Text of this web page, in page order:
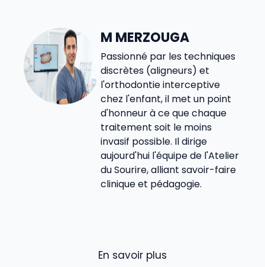
M MERZOUGA
Passionné par les techniques
discrètes (aligneurs) et
l'orthodontie interceptive
chez l'enfant, il met un point
d'honneur à ce que chaque
traitement soit le moins
invasif possible. Il dirige
aujourd'hui l'équipe de l'Atelier
du Sourire, alliant savoir-faire
clinique et pédagogie.
En savoir plus